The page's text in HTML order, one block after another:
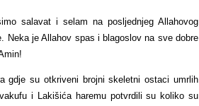
salavat i selam na posljednjeg Allahovog
Neka je Allahov spas i blagoslov na sve dobre
gdje su otkriveni brojni skeletni ostaci umrlih
i Lakišića haremu potvrdili su koliko su